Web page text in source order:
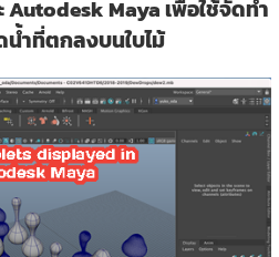
Autodesk Maya เพื่อใช้จัดทำ
น้ำที่ตกลงบนใบไม้